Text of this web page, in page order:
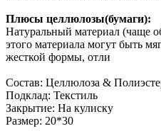
Плюсы целлюлозы(бумаги):
Натуральный материал (чаще
этого материала могут быть
жесткой формы, отли
Состав: Целлюлоза &
Подклад: Текстиль
Закрытие: На кулиску
Размер: 20*30